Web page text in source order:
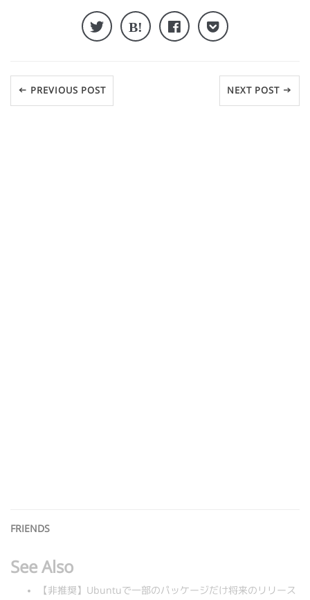
← PREVIOUS POST NEXT POST →
FRIENDS
See Also
【非推奨】Ubuntuで一部のパッケージだけ将来のリリース